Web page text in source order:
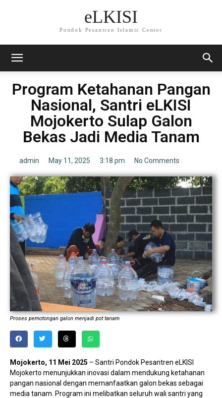
eLKISI
Pondok Pesantren Islamic Center
Program Ketahanan Pangan
Nasional, Santri eLKISI
Mojokerto Sulap Galon
Bekas Jadi Media Tanam
admin May 11, 2025 3:18 pm No Comments
Proses pemotongan galon menjadi pot tanam
Mojokerto, 11 Mei 2025 – Santri Pondok Pesantren eLKISI
Mojokerto menunjukkan inovasi dalam mendukung ketahanan
pangan nasional dengan memanfaatkan galon bekas sebagai
media tanam. Program ini melibatkan seluruh wali santri yang